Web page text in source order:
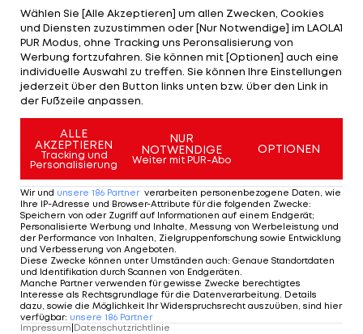
Schweizer Trainer Lucien Favre. ÖFB-Legionär
Martin Stranzl sieht vor allem fehlende Routine:
"In der Champions League spielt man gegen die
Besten der Welt. Fehler werden gnadenlos
bestraft. Vielleicht kommt die Champions League
noch zu früh für uns.""
Mehr zum Thema
Wählen Sie [Alle Akzeptieren] um allen Zwecken, Cookies
und Diensten zuzustimmen oder [Nur Notwendige] im LAOLA1
PUR Modus, ohne Tracking uns Peronsalisierung von
Werbung fortzufahren. Sie können mit [Optionen] auch eine
individuelle Auswahl zu treffen. Sie können Ihre Einstellungen
jederzeit über den Button links unten bzw. über den Link in
der Fußzeile anpassen.
ALLE
AKZEPTIEREN
Tracking und
Personalisierung
NUR
NOTWENDIGE
Weiter mit PUR-Abo
OPTIONEN
Wir und unsere 186 Partner verarbeiten personenbezogene Daten, wie
Ihre IP-Adresse und Browser-Attribute für die folgenden Zwecke:
Speichern von oder Zugriff auf Informationen auf einem Endgerät;
Personalisierte Werbung und Inhalte, Messung von Werbeleistung und
der Performance von Inhalten, Zielgruppenforschung sowie Entwicklung
und Verbesserung von Angeboten.
Diese Zwecke können unter Umständen auch: Genaue Standortdaten
und Identifikation durch Scannen von Endgeräten.
Manche Partner verwenden für gewisse Zwecke berechtigtes
Interesse als Rechtsgrundlage für die Datenverarbeitung. Details
dazu, sowie die Möglichkeit Ihr Widerspruchsrecht auszuüben, sind hier
verfügbar: unsere 186 Partner
Impressum Datenschutzrichtlinie